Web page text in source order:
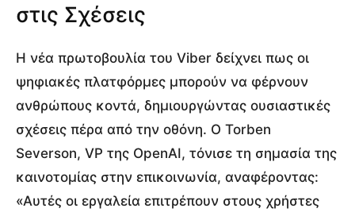
στις Σχέσεις
Η νέα πρωτοβουλία του Viber δείχνει πως οι
ψηφιακές πλατφόρμες μπορούν να φέρνουν
ανθρώπους κοντά, δημιουργώντας ουσιαστικές
σχέσεις πέρα από την οθόνη. Ο Torben
Severson, VP της OpenAI, τόνισε τη σημασία της
καινοτομίας στην επικοινωνία, αναφέροντας:
«Αυτές οι εργαλεία επιτρέπουν στους χρήστες